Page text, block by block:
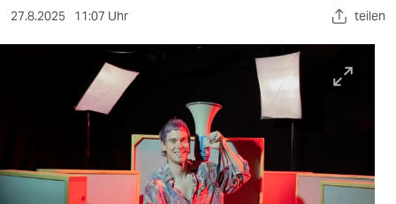
berlin
wahrheit
verlag
27.8.2025 11:07 Uhr teilen